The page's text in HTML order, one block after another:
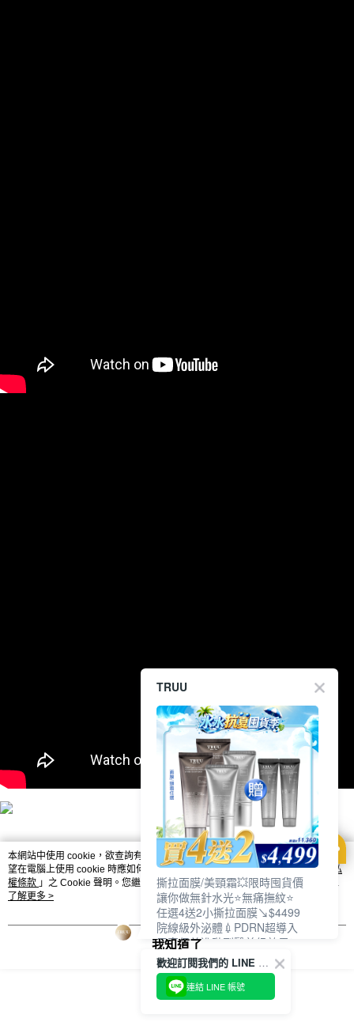
本網站中使用 cookie，欲查詢有關本網站使用 cookie 方式之詳情，及若您不希
望在電腦上使用 cookie 時應如何變更電腦的 cookie 設定，請參閱本網站「
隱私
權條款 」之 Cookie 聲明。您繼續使用本網站即表示您同意本公司得按本網站使
用條款之 Cookie 聲明使用 cookie。
了解更多 >
我知道了
TRUU
撕拉面膜/美頸霜💥限時囤貨價
讓你做無針水光⭐無痛撫紋⭐
任選4送2小撕拉面膜↘$4499
院線級外泌體💉PDRN超導入
居家保養進階到醫美級效果❗
歡迎訂閱我們的 LINE 官方帳號
連結 LINE 帳號